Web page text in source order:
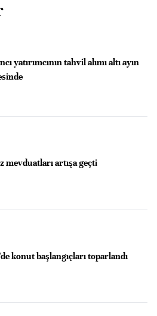
yatırımcının tahvil alımı altı ayın
mevduatları artışa geçti
konut başlangıçları toparlandı